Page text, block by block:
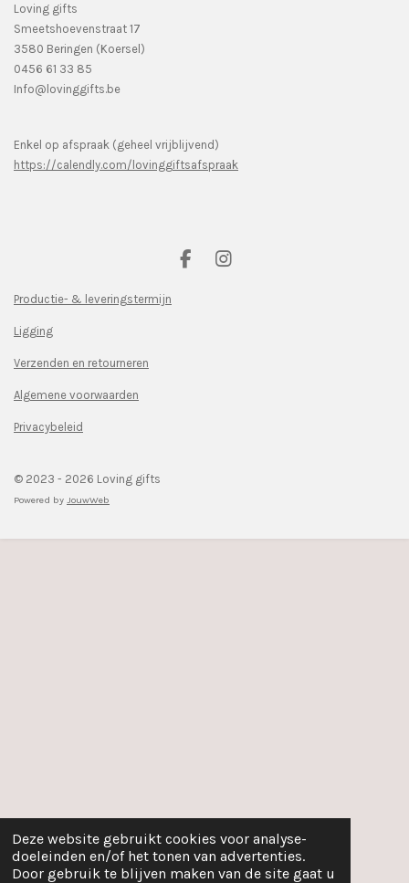
Deze website gebruikt cookies voor analyse-
doeleinden en/of het tonen van advertenties.
Door gebruik te blijven maken van de site gaat u
Loving gifts
Smeetshoevenstraat 17
3580 Beringen (Koersel)
0456 61 33 85
Info@lovinggifts.be
Enkel op afspraak (geheel vrijblijvend)
https://calendly.com/lovinggiftsafspraak
F
I
Productie- & leveringstermijn
Ligging
Verzenden en retourneren
Algemene voorwaarden
Privacybeleid
© 2023 - 2026 Loving gifts
Powered by JouwWeb